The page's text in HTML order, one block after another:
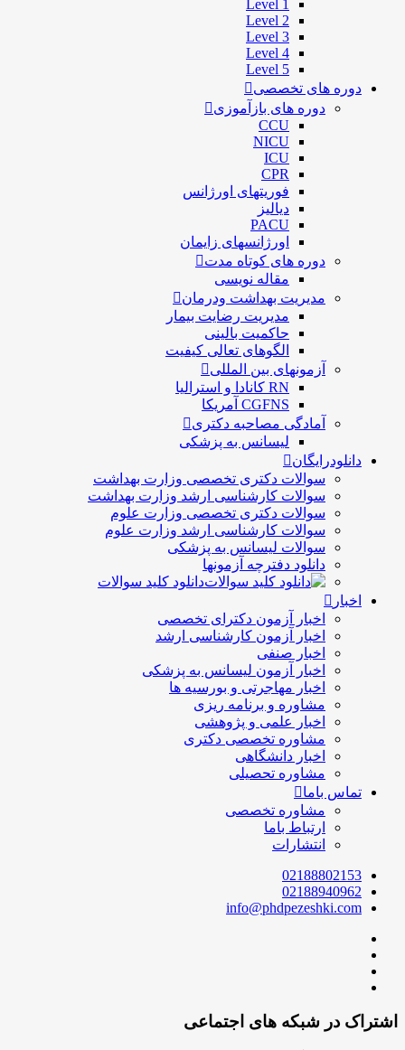
Level 1
Level 2
Level 3
Level 4
Level 5
دوره های تخصصی
دوره های بازآموزی
CCU
NICU
ICU
CPR
فوریتهای اورژانس
دیالیز
PACU
اورژانسهای زایمان
دوره های کوتاه مدت
مقاله نویسی
مدیریت بهداشت ودرمان
مديريت رضايت بيمار
حاكميت بالينی
الگوهای تعالی کيفيت
آزمونهای بین المللی
RN کانادا و استرالیا
CGFNS آمریکا
آمادگی مصاحبه دکتری
لیسانس به پزشکی
دانلودرایگان
سوالات دکتری تخصصی وزارت بهداشت
سوالات کارشناسی ارشد وزارت بهداشت
سوالات دکتری تخصصی وزارت علوم
سوالات کارشناسی ارشد وزارت علوم
سوالات لیسانس به پزشکی
دانلود دفترچه آزمونها
دانلود کلید سوالات
اخبار
اخبار آزمون دکترای تخصصی
اخبار آزمون کارشناسی ارشد
اخبار صنفی
اخبار آزمون لیسانس به پزشکی
اخبار مهاجرتی و بورسیه ها
مشاوره و برنامه ریزی
اخبار علمی و پژوهشی
مشاوره تخصصی دکتری
اخبار دانشگاهی
مشاوره تحصیلی
تماس باما
مشاوره تخصصی
ارتباط باما
انتشارات
02188802153
02188940962
info@phdpezeshki.com
اشتراک در شبکه های اجتماعی